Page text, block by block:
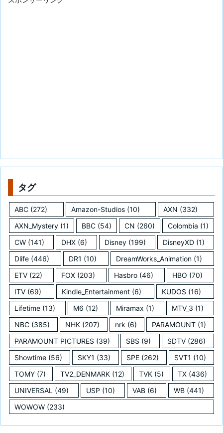
タグ
ABC (272) Amazon-Studios(10) AXN (332)
AXN_Mystery (1) BBC (54) CN (260) Colombia (1)
CW (141) DHX (6) Disney(199) DisneyXD(1)
Dlife (446) DR1 (10) DreamWorks_Animation (1)
ETV (22) FOX (203) Hasbro (46) HBO (70)
ITV (69) Kindle_Entertainment (6) KUDOS (16)
Lifetime (13) M6 (12) Miramax (1) MTV_3 (1)
NBC (385) NHK(207) nrk (6) PARAMOUNT (1)
PARAMOUNT PICTURES (39) SBS (9) SDTV(286)
Showtime (56) SKY1 (33) SPE(262) SVT1 (10)
TOMY (7) TV2_DENMARK(12) TVK(5) TX (436)
UNIVERSAL (49) USP (10) VAB(6) WB (441)
WOWOW (233)